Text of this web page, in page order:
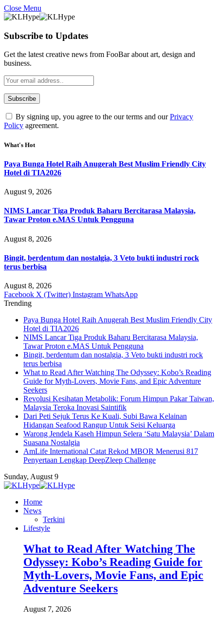
Close Menu
Subscribe to Updates
Get the latest creative news from FooBar about art, design and
business.
By signing up, you agree to the our terms and ourPrivacy
Policy agreement.
What's Hot
Paya Bunga Hotel Raih Anugerah Best Muslim Friendly City
Hotel di TIA2026
August 9, 2026
NIMS Lancar Tiga Produk Baharu Bercitarasa Malaysia,
Tawar Proton e.MAS Untuk Pengguna
August 8, 2026
Bingit, berdentum dan nostalgia, 3 Veto bukti industri rock
terus berbisa
August 8, 2026
Facebook X (Twitter) Instagram WhatsApp
Trending
Paya Bunga Hotel Raih Anugerah Best Muslim Friendly City
Hotel di TIA2026
NIMS Lancar Tiga Produk Baharu Bercitarasa Malaysia,
Tawar Proton e.MAS Untuk Pengguna
Bingit, berdentum dan nostalgia, 3 Veto bukti industri rock
terus berbisa
What to Read After Watching The Odyssey: Kobo’s Reading
Guide for Myth-Lovers, Movie Fans, and Epic Adventure
Seekers
Revolusi Kesihatan Metabolik: Forum Himpun Pakar Taiwan,
Malaysia Teroka Inovasi Saintifik
Dari Peti Sejuk Terus Ke Kuali, Subi Bawa Kelainan
Hidangan Seafood Rangup Untuk Seisi Keluarga
Warong Jendela Kaseh Himpun Selera ‘Satu Malaysia’ Dalam
Suasana Nostalgia
AmLife International Catat Rekod MBOR Menerusi 817
Penyertaan Lengkap DeepZleep Challenge
Sunday, August 9
Home
News
Terkini
Lifestyle
What to Read After Watching The
Odyssey: Kobo’s Reading Guide for
Myth-Lovers, Movie Fans, and Epic
Adventure Seekers
August 7, 2026